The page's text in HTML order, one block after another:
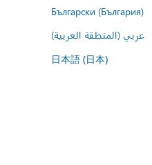
Български (България)
عربي (المنطقة العربية)
日本語 (日本)